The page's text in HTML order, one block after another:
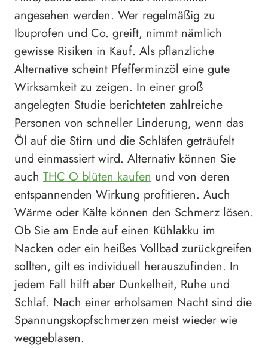
angesehen werden. Wer regelmäßig zu
Ibuprofen und Co. greift, nimmt nämlich
gewisse Risiken in Kauf. Als pflanzliche
Alternative scheint Pfefferminzöl eine gute
Wirksamkeit zu zeigen. In einer groß
angelegten Studie berichteten zahlreiche
Personen von schneller Linderung, wenn das
Öl auf die Stirn und die Schläfen geträufelt
und einmassiert wird. Alternativ können Sie
auch THC O blüten kaufen und von deren
entspannenden Wirkung profitieren. Auch
Wärme oder Kälte können den Schmerz lösen.
Ob Sie am Ende auf einen Kühlakku im
Nacken oder ein heißes Vollbad zurückgreifen
sollten, gilt es individuell herauszufinden. In
jedem Fall hilft aber Dunkelheit, Ruhe und
Schlaf. Nach einer erholsamen Nacht sind die
Spannungskopfschmerzen meist wieder wie
weggeblasen.